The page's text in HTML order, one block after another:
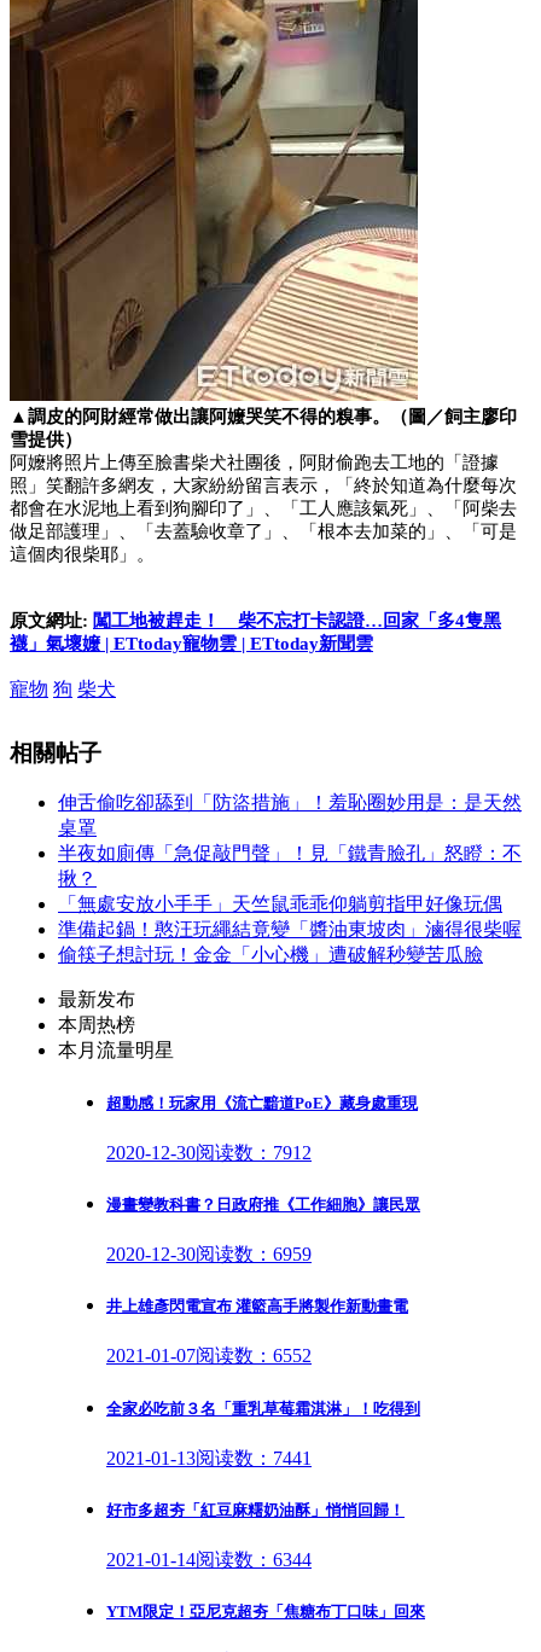
▲調皮的阿財經常做出讓阿嬤哭笑不得的糗事。（圖／飼主廖印
雪提供）
阿嬤將照片上傳至臉書柴犬社團後，阿財偷跑去工地的「證據
照」笑翻許多網友，大家紛紛留言表示，「終於知道為什麼每次
都會在水泥地上看到狗腳印了」、「工人應該氣死」、「阿柴去
做足部護理」、「去蓋驗收章了」、「根本去加菜的」、「可是
這個肉很柴耶」。
原文網址: 闖工地被趕走！ 柴不忘打卡認證…回家「多4隻黑
襪」氣壞嬤 | ETtoday寵物雲 | ETtoday新聞雲
寵物 狗 柴犬
相關帖子
伸舌偷吃卻舔到「防盜措施」！羞恥圈妙用是：是天然
桌罩
半夜如廁傳「急促敲門聲」！見「鐵青臉孔」怒瞪：不
揪？
「無處安放小手手」天竺鼠乖乖仰躺剪指甲好像玩偶
準備起鍋！憨汪玩繩結竟變「醬油東坡肉」滷得很柴喔
偷筷子想討玩！金金「小心機」遭破解秒變苦瓜臉
最新发布
本周热榜
本月流量明星
超動感！玩家用《流亡黯道PoE》藏身處重現
2020-12-30阅读数：7912
漫畫變教科書？日政府推《工作細胞》讓民眾
2020-12-30阅读数：6959
井上雄彥閃電宣布 灌籃高手將製作新動畫電
2021-01-07阅读数：6552
全家必吃前３名「重乳草莓霜淇淋」！吃得到
2021-01-13阅读数：7441
好市多超夯「紅豆麻糬奶油酥」悄悄回歸！
2021-01-14阅读数：6344
YTM限定！亞尼克超夯「焦糖布丁口味」回來